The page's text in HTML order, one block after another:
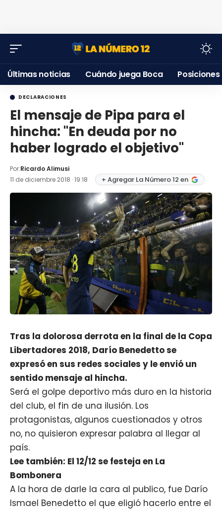
Últimas noticias Cuándo juega Boca Posiciones
DECLARACIONES
El mensaje de Pipa para el
hincha: "En deuda por no
haber logrado el objetivo"
Por:Ricardo Alimusi
11 de diciembre 2018 · 19:18
+ Agregar La Número 12 en
Tras la dolorosa derrota en la final de la Copa
Libertadores 2018, Darío Benedetto se
expresó en sus redes sociales y le envió un
sentido mensaje al hincha.
Será el golpe deportivo más duro en la historia
del club, el fin de una ilusión. Los
protagonistas, algunos cuestionados y otros
no, no quisieron expresar palabra al llegar al
país.
Lee también: El 12/12 se festeja en La
Bombonera
A la hora de darle la cara al publico, fue Darío
Ismael Benedetto el que eligió hacerlo entre el